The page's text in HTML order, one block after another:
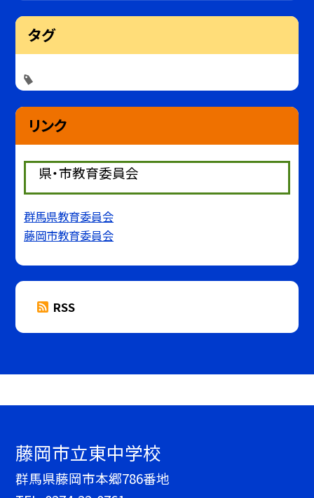
タグ
リンク
県・市教育委員会
群馬県教育委員会
藤岡市教育委員会
RSS
藤岡市立東中学校
群馬県藤岡市本郷786番地